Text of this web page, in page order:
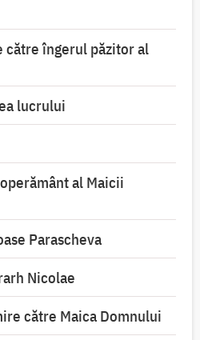
către îngerul păzitor al
lucrului
al Maicii
Parascheva
Nicolae
către Maica Domnului